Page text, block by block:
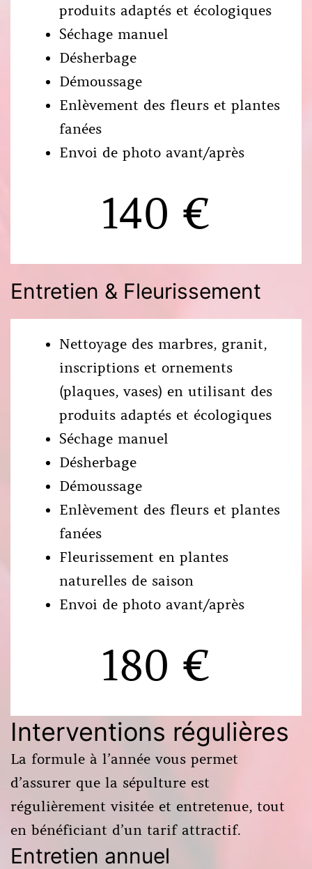
produits adaptés et écologiques
Séchage manuel
Désherbage
Démoussage
Enlèvement des fleurs et plantes
fanées
Envoi de photo avant/après
140 €
Entretien & Fleurissement
Nettoyage des marbres, granit,
inscriptions et ornements
(plaques, vases) en utilisant des
produits adaptés et écologiques
Séchage manuel
Désherbage
Démoussage
Enlèvement des fleurs et plantes
fanées
Fleurissement en plantes
naturelles de saison
Envoi de photo avant/après
180 €
Interventions régulières
La formule à l’année vous permet
d’assurer que la sépulture est
régulièrement visitée et entretenue, tout
en bénéficiant d’un tarif attractif.
Entretien annuel